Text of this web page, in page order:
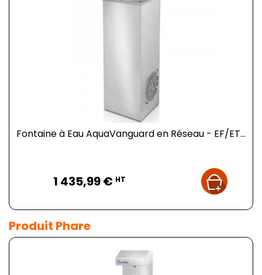
Fontaine à Eau AquaVanguard en Réseau - EF/ET...
1 435,99 € HT
Produit Phare